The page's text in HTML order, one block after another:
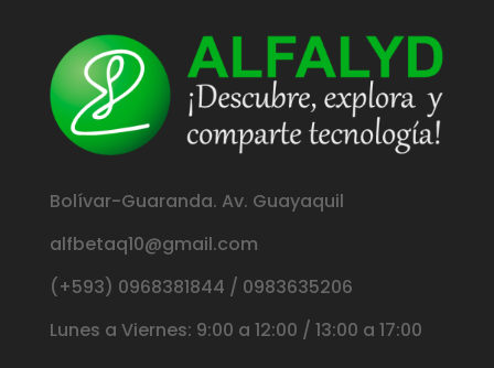
Bolívar-Guaranda. Av. Guayaquil
alfbetaq10@gmail.com
(+593) 0968381844 / 0983635206
Lunes a Viernes: 9:00 a 12:00 / 13:00 a 17:00